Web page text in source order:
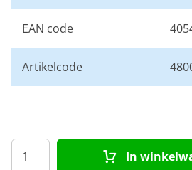
EAN code
Artikelcode
In